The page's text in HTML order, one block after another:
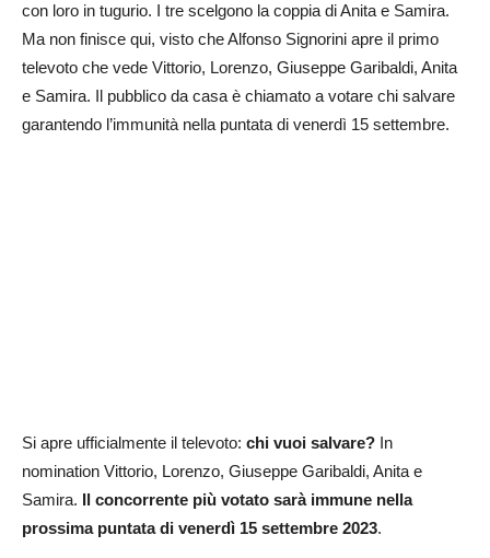
con loro in tugurio. I tre scelgono la coppia di Anita e Samira.
Ma non finisce qui, visto che Alfonso Signorini apre il primo
televoto che vede Vittorio, Lorenzo, Giuseppe Garibaldi, Anita
e Samira. Il pubblico da casa è chiamato a votare chi salvare
garantendo l’immunità nella puntata di venerdì 15 settembre.
Si apre ufficialmente il televoto: chi vuoi salvare? In
nomination Vittorio, Lorenzo, Giuseppe Garibaldi, Anita e
Samira. Il concorrente più votato sarà immune nella
prossima puntata di venerdì 15 settembre 2023.